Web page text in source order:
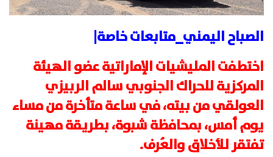
الصباح اليمني_متابعات خاصة|
اختطفت المليشيات الإماراتية عضو الهيئة
المركزية للحراك الجنوبي سالم الربيزي
العولقي من بيته، في ساعة متأخرة من مساء
يوم أمس، بمحافظة شبوة، بطريقة مهينة
تفتقر للأخلاق والعُرف.